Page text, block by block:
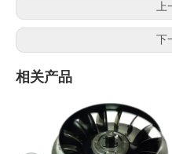
上
下
相关产品